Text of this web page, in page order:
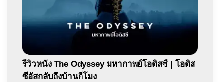
รีวิวหนัง The Odyssey มหากาพย์โอดิสซี | โอดิส
ซีอัสกลับถึงบ้านกี่โมง